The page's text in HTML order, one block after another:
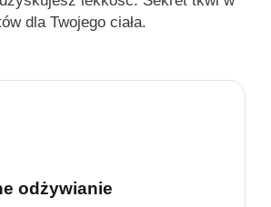
dla Twojego ciała.
odżywianie